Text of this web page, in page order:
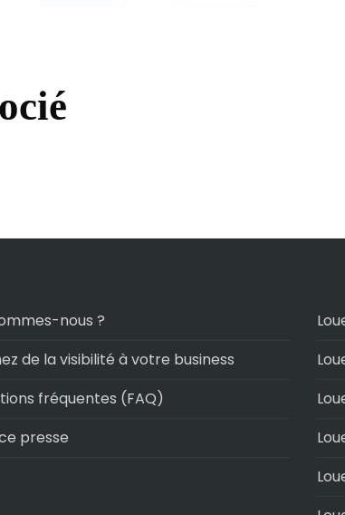
nous ?
de la visibilité à votre business
fréquentes (FAQ)
presse